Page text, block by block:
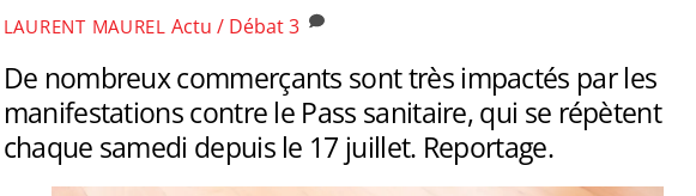
LAURENT MAUREL Actu / Débat3
De nombreux commerçants sont très impactés par les
manifestations contre le Pass sanitaire, qui se répètent
chaque samedi depuis le 17 juillet. Reportage.